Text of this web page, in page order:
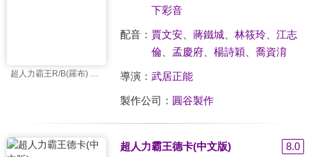
超人力霸王R/B(羅布) 選擇！羈絆的水晶
下彩音
配音： 賈文安、 蔣鐵城、 林筱玲、 江志
倫、 孟慶府、 楊詩穎 喬資淯
導演： 武居正能
製作公司： 圓谷製作
超人力霸王德卡(中文版)
8.0